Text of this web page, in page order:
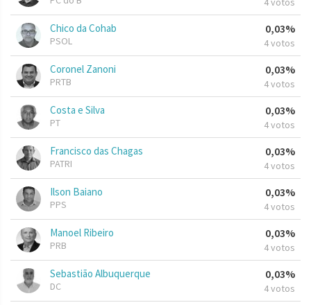
Chico da Cohab
PSOL
0,03%
4 votos
Coronel Zanoni
PRTB
0,03%
4 votos
Costa e Silva
PT
0,03%
4 votos
Francisco das Chagas
PATRI
0,03%
4 votos
Ilson Baiano
PPS
0,03%
4 votos
Manoel Ribeiro
PRB
0,03%
4 votos
Sebastião Albuquerque
DC
0,03%
4 votos